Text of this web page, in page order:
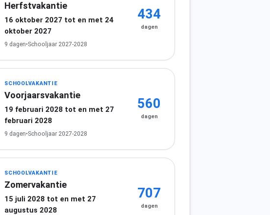
Herfstvakantie
16 oktober 2027 tot en met 24
oktober 2027
9 dagen•Schooljaar 2027-2028
434
dagen
SCHOOLVAKANTIE
Voorjaarsvakantie
19 februari 2028 tot en met 27
februari 2028
9 dagen•Schooljaar 2027-2028
560
dagen
SCHOOLVAKANTIE
Zomervakantie
15 juli 2028 tot en met 27
augustus 2028
707
dagen